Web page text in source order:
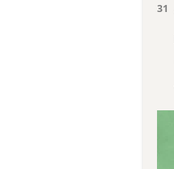
31